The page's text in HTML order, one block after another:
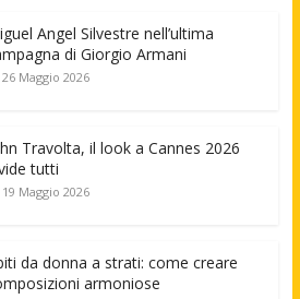
Angel Silvestre nell’ultima
di Giorgio Armani
26 Maggio 2026
Travolta, il look a Cannes 2026
tutti
19 Maggio 2026
da donna a strati: come creare
armoniose